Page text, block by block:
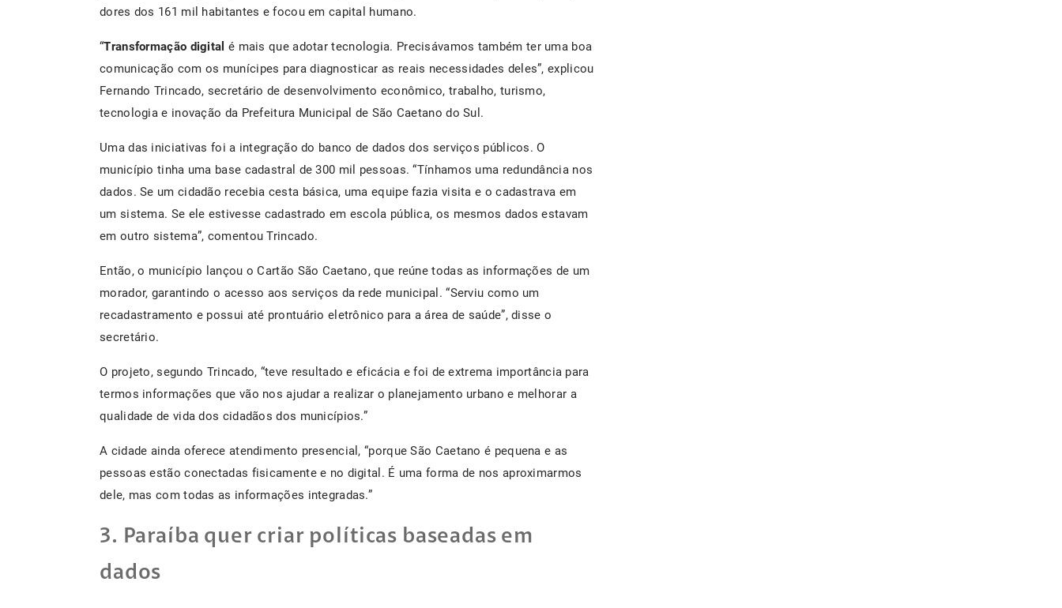
dores dos 161 mil habitantes e focou em capital humano.
“Transformação digital é mais que adotar tecnologia. Precisávamos também ter uma boa
comunicação com os munícipes para diagnosticar as reais necessidades deles”, explicou
Fernando Trincado, secretário de desenvolvimento econômico, trabalho, turismo,
tecnologia e inovação da Prefeitura Municipal de São Caetano do Sul.
Uma das iniciativas foi a integração do banco de dados dos serviços públicos. O
município tinha uma base cadastral de 300 mil pessoas. “Tínhamos uma redundância nos
dados. Se um cidadão recebia cesta básica, uma equipe fazia visita e o cadastrava em
um sistema. Se ele estivesse cadastrado em escola pública, os mesmos dados estavam
em outro sistema”, comentou Trincado.
Então, o município lançou o Cartão São Caetano, que reúne todas as informações de um
morador, garantindo o acesso aos serviços da rede municipal. “Serviu como um
recadastramento e possui até prontuário eletrônico para a área de saúde”, disse o
secretário.
O projeto, segundo Trincado, “teve resultado e eficácia e foi de extrema importância para
termos informações que vão nos ajudar a realizar o planejamento urbano e melhorar a
qualidade de vida dos cidadãos dos municípios.”
A cidade ainda oferece atendimento presencial, “porque São Caetano é pequena e as
pessoas estão conectadas fisicamente e no digital. É uma forma de nos aproximarmos
dele, mas com todas as informações integradas.”
3. Paraíba quer criar políticas baseadas em
dados